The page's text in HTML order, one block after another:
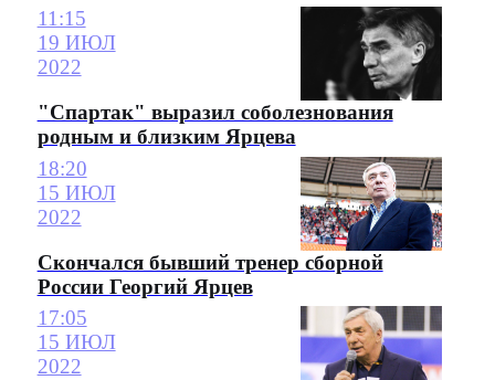
11:15
19 ИЮЛ
2022
"Спартак" выразил соболезнования
родным и близким Ярцева
18:20
15 ИЮЛ
2022
Скончался бывший тренер сборной
России Георгий Ярцев
17:05
15 ИЮЛ
2022